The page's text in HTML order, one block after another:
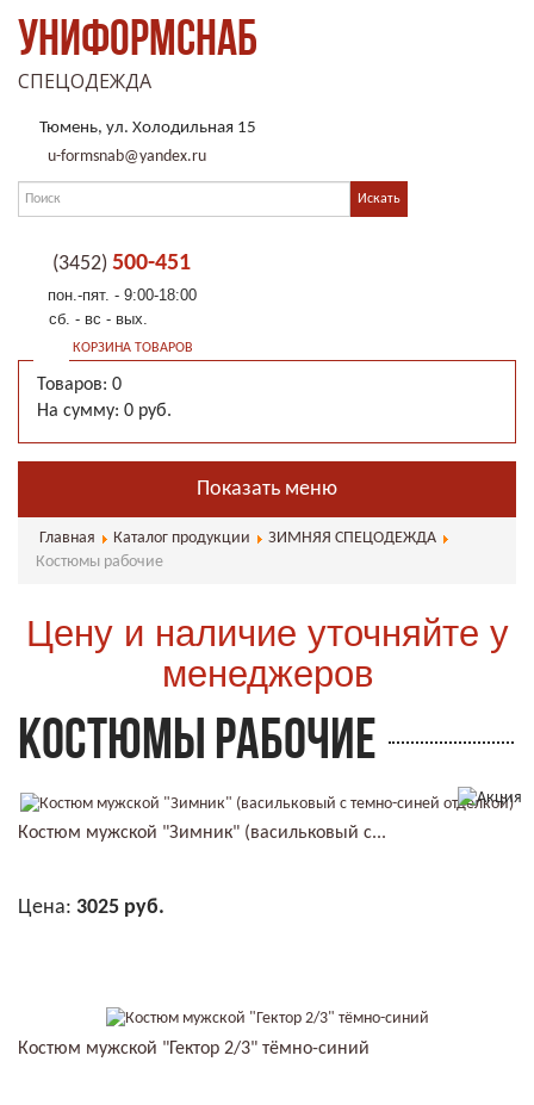
УНИФОРМСНАБ
СПЕЦОДЕЖДА
Тюмень, ул. Холодильная 15
u-formsnab@yandex.ru
(3452) 500-451
пон.-пят. - 9:00-18:00
сб. - вс - вых.
КОРЗИНА ТОВАРОВ
Товаров: 0
На сумму: 0 руб.
Показать меню
Главная Каталог продукции
ЗИМНЯЯ СПЕЦОДЕЖДА
Костюмы рабочие
Цену и наличие уточняйте у
менеджеров
КОСТЮМЫ РАБОЧИЕ
Костюм мужской "Зимник" (васильковый с...
Цена: 3025 руб.
Костюм мужской "Гектор 2/3" тёмно-синий